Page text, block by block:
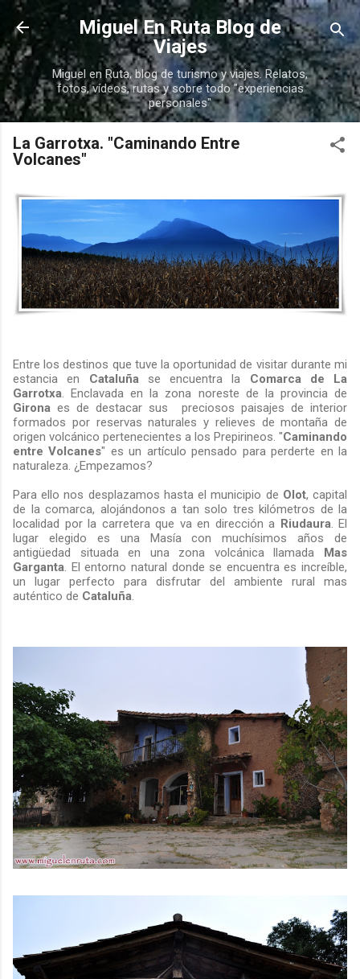
Ir al contenido principal
Miguel En Ruta Blog de
Viajes
Miguel en Ruta, blog de turismo y viajes. Relatos,
fotos, vídeos, rutas y sobre todo "experiencias
personales"
La Garrotxa. "Caminando Entre
Volcanes"
Entre los destinos que tuve la oportunidad de visitar durante mi
estancia en Cataluña se encuentra la Comarca de La
Garrotxa . Enclavada en la zona noreste de la provincia de
Girona es de destacar sus preciosos paisajes de interior
formados por reservas naturales y relieves de montaña de
origen volcánico pertenecientes a los Prepirineos. "Caminando
entre Volcanes" es un artículo pensado para perderte en la
naturaleza. ¿Empezamos?
Para ello nos desplazamos hasta el municipio de Olot, capital
de la comarca, alojándonos a tan solo tres kilómetros de la
localidad por la carretera que va en dirección a Riudaura . El
lugar elegido es una Masía con muchísimos años de
antigüedad situada en una zona volcánica llamada Mas
Garganta . El entorno natural donde se encuentra es increíble,
un lugar perfecto para disfrutar del ambiente rural mas
auténtico de Cataluña